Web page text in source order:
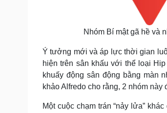
Nhóm Bí mật gã hề và
Ý tưởng mới và áp lực thời gian
hiện trên sân khấu với thể loại
khuấy động sân động bằng màn
khảo Alfredo cho rằng, 2 nhóm này
Một cuộc chạm trán “nảy lửa”